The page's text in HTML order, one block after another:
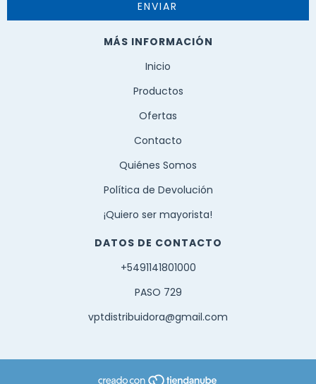
MÁS INFORMACIÓN
Inicio
Productos
Ofertas
Contacto
Quiénes Somos
Política de Devolución
¡Quiero ser mayorista!
DATOS DE CONTACTO
+5491141801000
PASO 729
vptdistribuidora@gmail.com